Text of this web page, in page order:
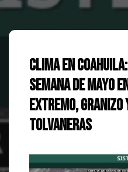
Clima en
semana de mayo
extremo,
tolvaneras